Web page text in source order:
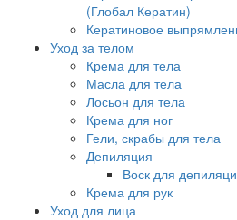
(Глобал Кератин)
Кератиновое
Уход за телом
Крема для тела
Масла для тела
Лосьон для тела
Крема для ног
Гели, скрабы для тела
Депиляция
Воск для
Крема для рук
Уход для лица